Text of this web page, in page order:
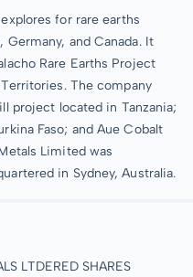
for rare earths
Germany, and Canada. It
Rare Earths Project
The company
project located in Tanzania;
Faso; and Aue Cobalt
Limited was
in Sydney, Australia.
LTDERED SHARES